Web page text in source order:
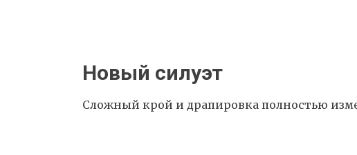
Новый силуэт
Сложный крой и драпировка полностью